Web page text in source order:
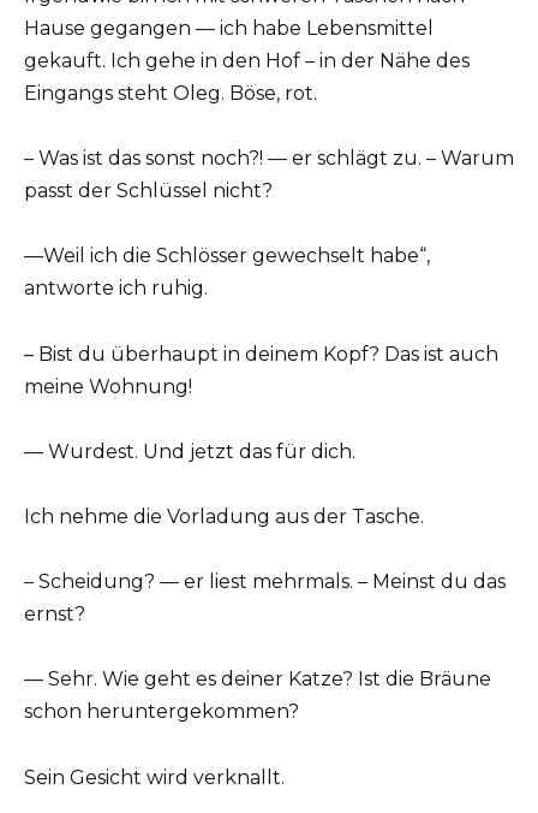
Hause gegangen — ich habe Lebensmittel
gekauft. Ich gehe in den Hof – in der Nähe des
Eingangs steht Oleg. Böse, rot.
– Was ist das sonst noch?! — er schlägt zu. – Warum
passt der Schlüssel nicht?
—Weil ich die Schlösser gewechselt habe“,
antworte ich ruhig.
– Bist du überhaupt in deinem Kopf? Das ist auch
meine Wohnung!
— Wurdest. Und jetzt das für dich.
Ich nehme die Vorladung aus der Tasche.
– Scheidung? — er liest mehrmals. – Meinst du das
ernst?
— Sehr. Wie geht es deiner Katze? Ist die Bräune
schon heruntergekommen?
Sein Gesicht wird verknallt.